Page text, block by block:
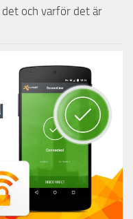
och varför det är